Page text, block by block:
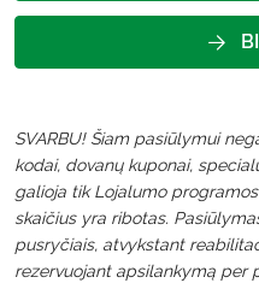
SVARBU! Šiam pasiūlymui
kodai, dovanų kuponai,
galioja tik Lojalumo
skaičius yra ribotas.
pusryčiais, atvykstant
rezervuojant apsilankymą per